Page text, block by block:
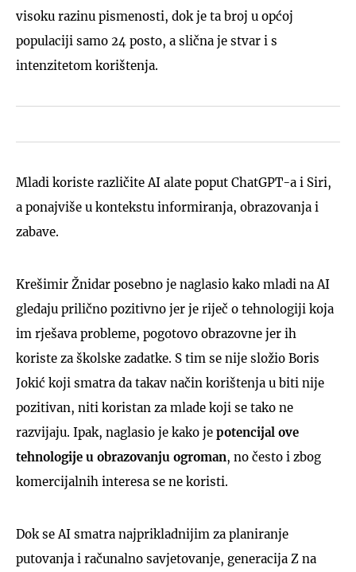
visoku razinu pismenosti, dok je ta broj u općoj
populaciji samo 24 posto, a slična je stvar i s
intenzitetom korištenja.
Mladi koriste različite AI alate poput ChatGPT-a i Siri,
a ponajviše u kontekstu informiranja, obrazovanja i
zabave.
Krešimir Žnidar posebno je naglasio kako mladi na AI
gledaju prilično pozitivno jer je riječ o tehnologiji koja
im rješava probleme, pogotovo obrazovne jer ih
koriste za školske zadatke. S tim se nije složio Boris
Jokić koji smatra da takav način korištenja u biti nije
pozitivan, niti koristan za mlade koji se tako ne
razvijaju. Ipak, naglasio je kako je potencijal ove
tehnologije u obrazovanju ogroman, no često i zbog
komercijalnih interesa se ne koristi.
Dok se AI smatra najprikladnijim za planiranje
putovanja i računalno savjetovanje, generacija Z na